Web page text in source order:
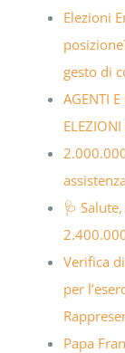
Elezioni
gesto di
AGENTI
🩺
Verifica
per
Papa